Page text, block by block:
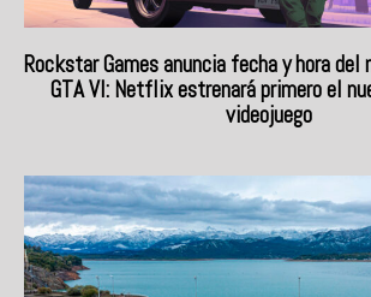
Rockstar Games anuncia fecha y hora del
GTA VI: Netflix estrenará primero el
videojuego